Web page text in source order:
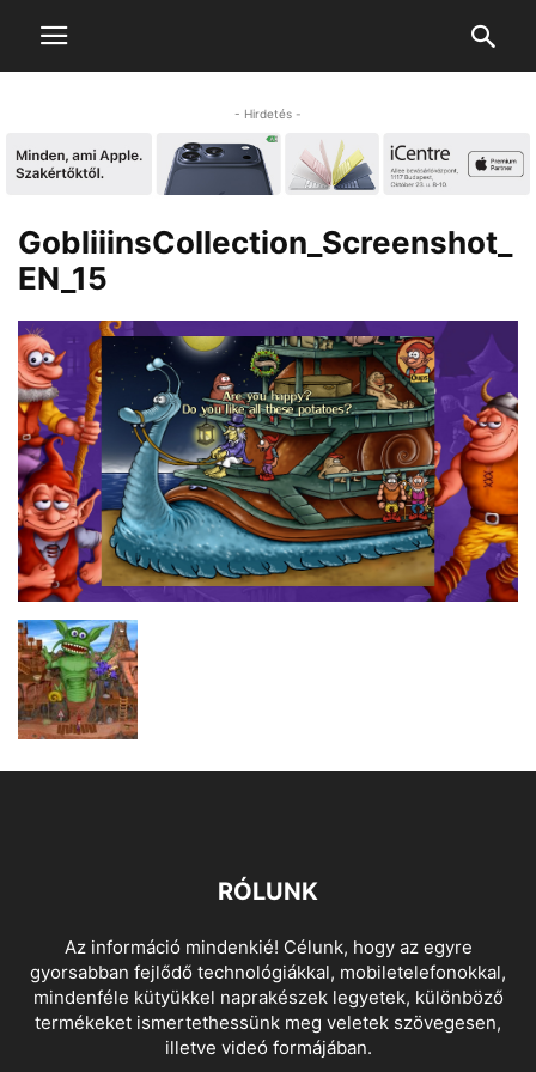
- Hirdetés -
GobliiinsCollection_Screenshot_
EN_15
RÓLUNK
Az információ mindenkié! Célunk, hogy az egyre
gyorsabban fejlődő technológiákkal, mobiletelefonokkal,
mindenféle kütyükkel naprakészek legyetek, különböző
termékeket ismertethessünk meg veletek szövegesen,
illetve videó formájában.